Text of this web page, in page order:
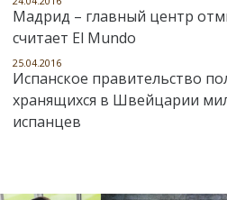
Мадрид – главный центр
считает El Mundo
25.04.2016
Испанское правительство
хранящихся в Швейцарии
испанцев